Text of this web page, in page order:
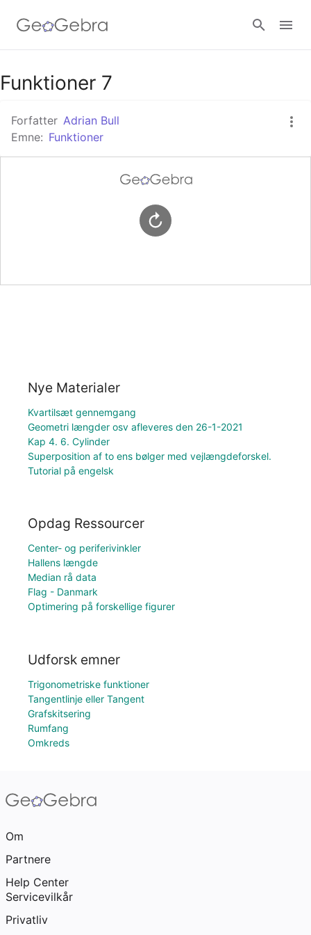
Google Classroom
GeoGebra Classroom
Log ind
Funktioner 7
Forfatter Adrian Bull
Emne: Funktioner
Nye Materialer
Kvartilsæt gennemgang
Geometri længder osv afleveres den 26-1-2021
Kap 4. 6. Cylinder
Superposition af to ens bølger med vejlængdeforskel.
Tutorial på engelsk
Opdag Ressourcer
Center- og periferivinkler
Hallens længde
Median rå data
Flag - Danmark
Optimering på forskellige figurer
Udforsk emner
Trigonometriske funktioner
Tangentlinje eller Tangent
Grafskitsering
Rumfang
Omkreds
Om
Partnere
Help Center
Servicevilkår
Privatliv